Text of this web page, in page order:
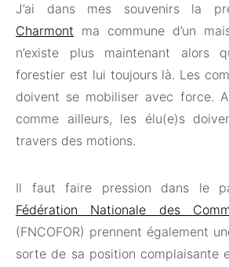
J’ai dans mes souvenirs la
Charmont ma commune d’un
n’existe plus maintenant alors
forestier est lui toujours là. Les
doivent se mobiliser avec force.
comme ailleurs, les élu(e)s
travers des motions.
Il faut faire pression dans le
Fédération Nationale des
(FNCOFOR) prennent également
sorte de sa position complaisante